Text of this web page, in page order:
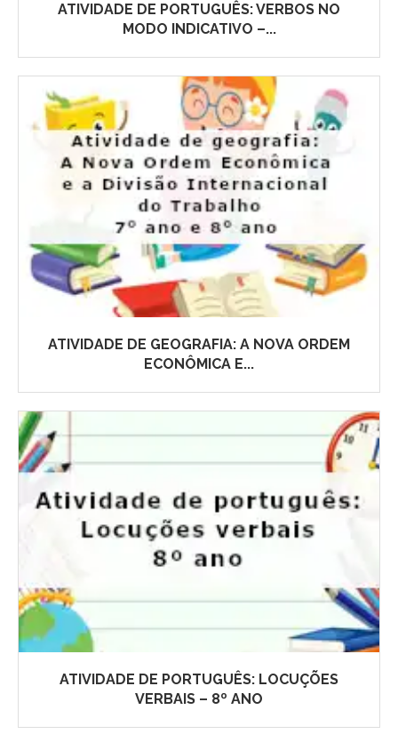
ATIVIDADE DE PORTUGUÊS: VERBOS NO
MODO INDICATIVO –...
ATIVIDADE DE GEOGRAFIA: A NOVA ORDEM
ECONÔMICA E...
ATIVIDADE DE PORTUGUÊS: LOCUÇÕES
VERBAIS – 8º ANO